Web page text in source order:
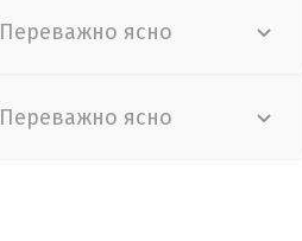
Переважно ясно
Переважно ясно